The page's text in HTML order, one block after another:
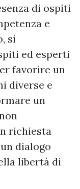
di ospiti
e
si
ed esperti
favorire un
diverse e
un
richiesta
dialogo
libertà di